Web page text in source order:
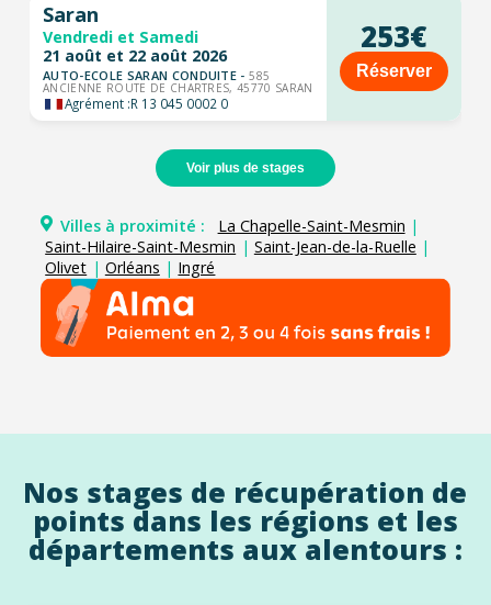
Saran
Vendredi et Samedi
21 août et 22 août 2026
AUTO-ECOLE SARAN CONDUITE -585
ANCIENNE ROUTE DE CHARTRES, 45770 SARAN
Agrément :R 13 045 0002 0
253€
Réserver
Voir plus de stages
Villes à proximité : La Chapelle-Saint-Mesmin |
Saint-Hilaire-Saint-Mesmin | Saint-Jean-de-la-Ruelle |
Olivet | Orléans | Ingré
Nos stages de récupération de
points dans les régions et les
départements aux alentours :